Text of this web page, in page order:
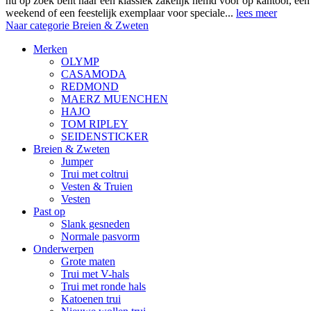
weekend of een feestelijk exemplaar voor speciale... lees meer
Naar categorie Breien & Zweten
Merken
OLYMP
CASAMODA
REDMOND
MAERZ MUENCHEN
HAJO
TOM RIPLEY
SEIDENSTICKER
Breien & Zweten
Jumper
Trui met coltrui
Vesten & Truien
Vesten
Past op
Slank gesneden
Normale pasvorm
Onderwerpen
Grote maten
Trui met V-hals
Trui met ronde hals
Katoenen trui